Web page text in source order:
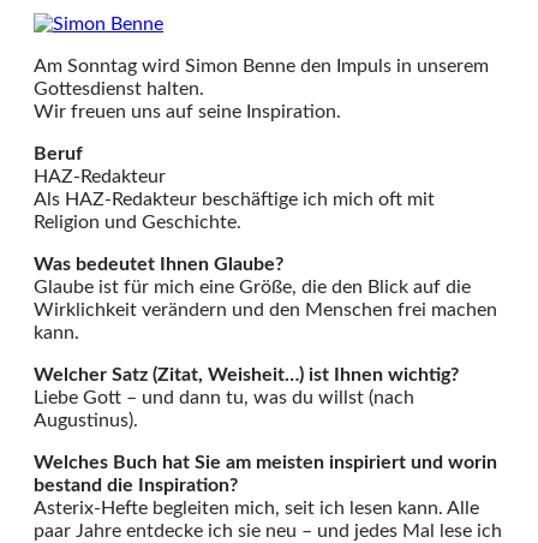
Am Sonntag wird Simon Benne den Impuls in unserem
Gottesdienst halten.
Wir freuen uns auf seine Inspiration.
Beruf
HAZ-Redakteur
Als HAZ-Redakteur beschäftige ich mich oft mit
Religion und Geschichte.
Was bedeutet Ihnen Glaube?
Glaube ist für mich eine Größe, die den Blick auf die
Wirklichkeit verändern und den Menschen frei machen
kann.
Welcher Satz (Zitat, Weisheit…) ist Ihnen wichtig?
Liebe Gott – und dann tu, was du willst (nach
Augustinus).
Welches Buch hat Sie am meisten inspiriert und worin
bestand die Inspiration?
Asterix-Hefte begleiten mich, seit ich lesen kann. Alle
paar Jahre entdecke ich sie neu – und jedes Mal lese ich